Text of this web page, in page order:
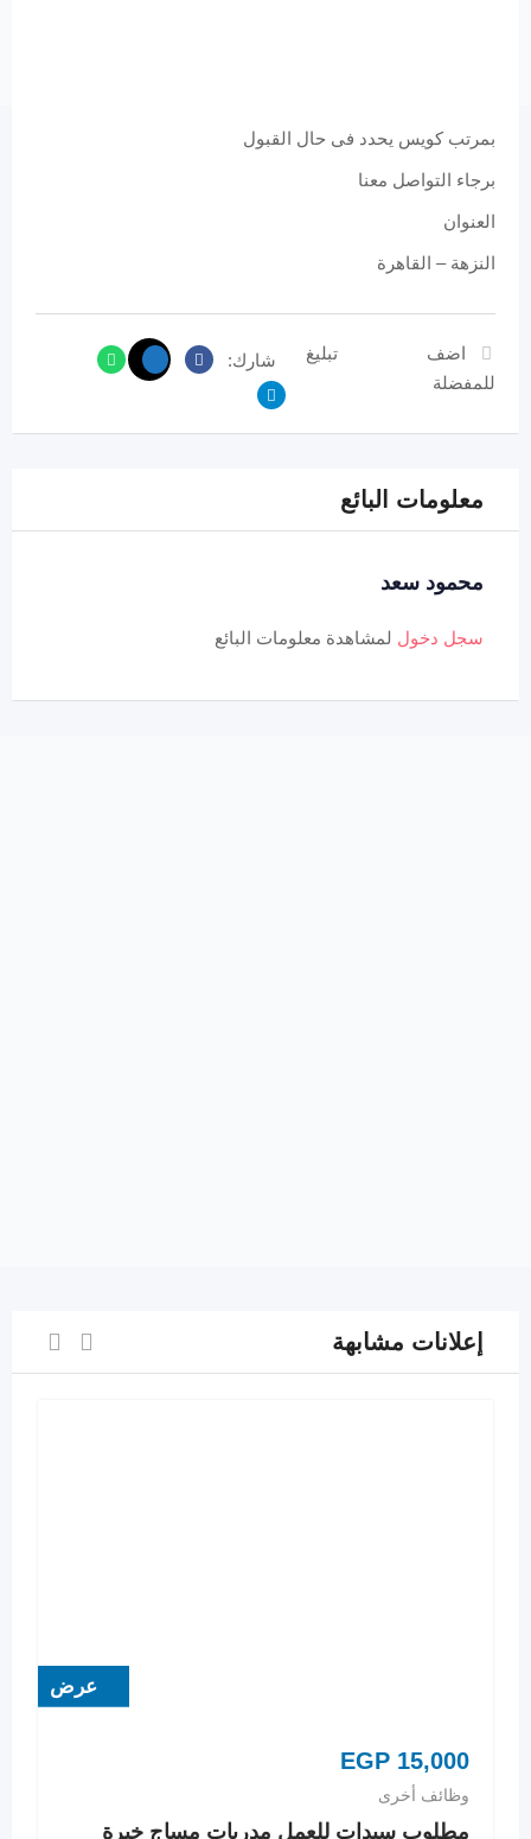
بمرتب كويس يحدد فى حال القبول
برجاء التواصل معنا
العنوان
النزهة – القاهرة
اضف
للمفضلة
تبليغ شارك:
معلومات البائع
محمود سعد
سجل دخول لمشاهدة معلومات البائع
إعلانات مشابهة
عرض
EGP 15,000
وظائف أخرى
مطلوب سيدات للعمل مدربات مساج خبرة